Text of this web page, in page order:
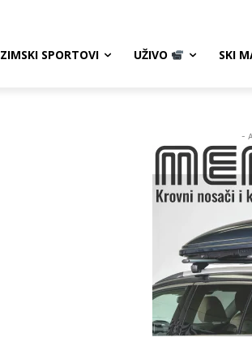
ZIMSKI SPORTOVI UŽIVO SKI
-